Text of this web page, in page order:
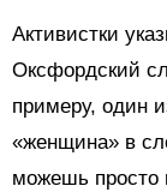
Активистки
Оксфордский
примеру, один
«женщина» в
можешь просто